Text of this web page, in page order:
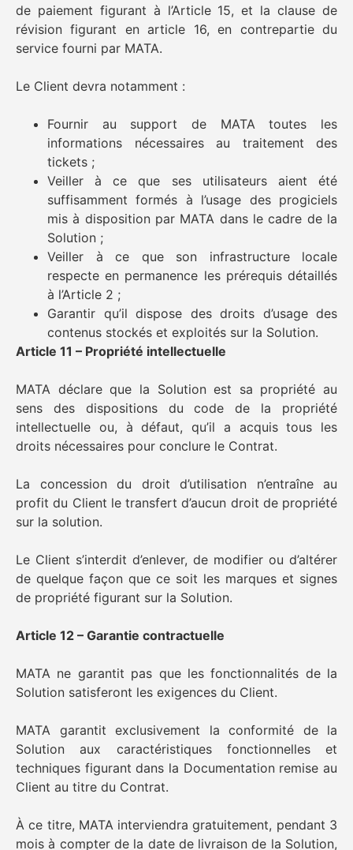
de paiement figurant à l’Article 15, et la clause de
révision figurant en article 16, en contrepartie du
service fourni par MATA.
Le Client devra notamment :
Fournir au support de MATA toutes les
informations nécessaires au traitement des
tickets ;
Veiller à ce que ses utilisateurs aient été
suffisamment formés à l’usage des progiciels
mis à disposition par MATA dans le cadre de la
Solution ;
Veiller à ce que son infrastructure locale
respecte en permanence les prérequis détaillés
à l’Article 2 ;
Garantir qu’il dispose des droits d’usage des
contenus stockés et exploités sur la Solution.
Article 11 – Propriété intellectuelle
MATA déclare que la Solution est sa propriété au
sens des dispositions du code de la propriété
intellectuelle ou, à défaut, qu’il a acquis tous les
droits nécessaires pour conclure le Contrat.
La concession du droit d’utilisation n’entraîne au
profit du Client le transfert d’aucun droit de propriété
sur la solution.
Le Client s’interdit d’enlever, de modifier ou d’altérer
de quelque façon que ce soit les marques et signes
de propriété figurant sur la Solution.
Article 12 – Garantie contractuelle
MATA ne garantit pas que les fonctionnalités de la
Solution satisferont les exigences du Client.
MATA garantit exclusivement la conformité de la
Solution aux caractéristiques fonctionnelles et
techniques figurant dans la Documentation remise au
Client au titre du Contrat.
À ce titre, MATA interviendra gratuitement, pendant 3
mois à compter de la date de livraison de la Solution,